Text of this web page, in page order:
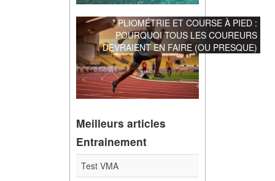
PLIOMÉTRIE ET COURSE À PIED :
POURQUOI TOUS LES COUREURS
DEVRAIENT EN FAIRE (OU PRESQUE)
Meilleurs articles
Entrainement
Test VMA